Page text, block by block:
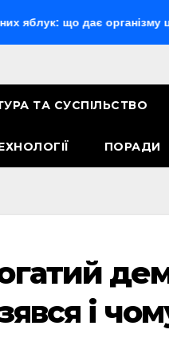
дає організму цей десерт
ТА СУСПІЛЬСТВО
ПОРАДИ
і